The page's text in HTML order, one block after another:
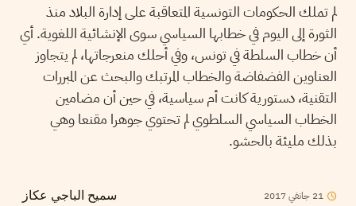
لم تملك الحكومات التونسية المتعاقبة على إدارة البلاد منذ
الثورة إلى اليوم في خطابها السياسي سوى الإنشائية اللغوية. أي
أن خطاب السلطة في تونس، وفي أحلك منعرجاتها، لم يتجاوز
العناوين الفضفاضة والخطاب المرتبك والبحث عن المبررات
التقنية، دستورية كانت أم سياسية، في حين أن مضامين
الخطاب السياسي السلطوي لم تحتوي جوهرا مقنعا وهي
بذلك مليئة بالحشو.
سميح الباجي عكاز 21 جانفي2017